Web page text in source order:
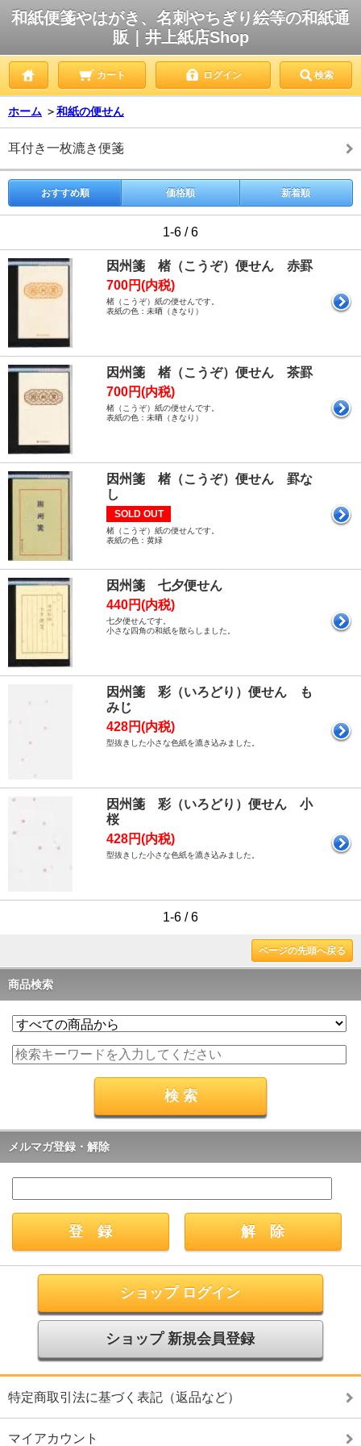
和紙便箋やはがき、名刺やちぎり絵等の和紙通
販｜井上紙店Shop
カート ログイン 検索
ホーム ＞和紙の便せん
耳付き一枚漉き便箋
おすすめ順 価格順 新着順
1-6 / 6
因州箋 楮（こうぞ）便せん 赤罫
700円(内税)
楮（こうぞ）紙の便せんです。
表紙の色：未晒（きなり）
因州箋 楮（こうぞ）便せん 茶罫
700円(内税)
楮（こうぞ）紙の便せんです。
表紙の色：未晒（きなり）
因州箋 楮（こうぞ）便せん 罫な
し
SOLD OUT
楮（こうぞ）紙の便せんです。
表紙の色：黄緑
因州箋 七夕便せん
440円(内税)
七夕便せんです。
小さな四角の和紙を散らしました。
因州箋 彩（いろどり）便せん も
みじ
428円(内税)
型抜きした小さな色紙を漉き込みました。
因州箋 彩（いろどり）便せん 小
桜
428円(内税)
型抜きした小さな色紙を漉き込みました。
1-6 / 6
ページの先頭へ戻る
商品検索
メルマガ登録・解除
ショップ ログイン
ショップ 新規会員登録
特定商取引法に基づく表記（返品など）
マイアカウント